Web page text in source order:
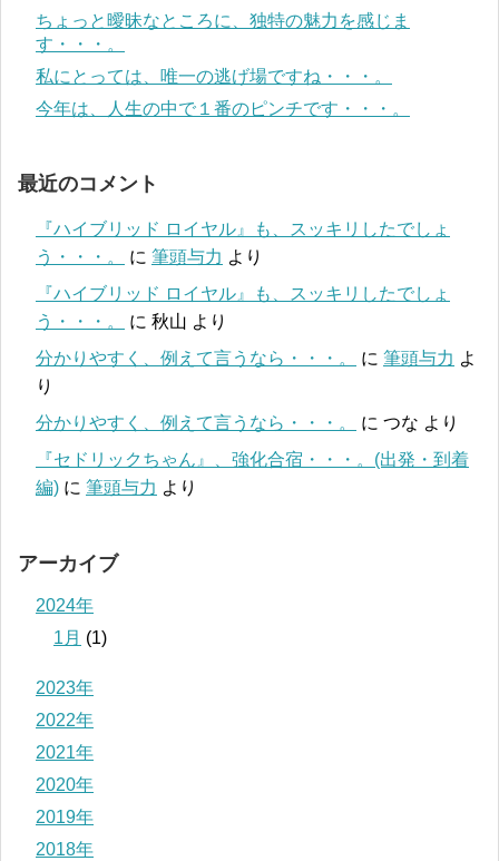
ちょっと曖昧なところに、独特の魅力を感じま
す・・・。
私にとっては、唯一の逃げ場ですね・・・。
今年は、人生の中で１番のピンチです・・・。
最近のコメント
『ハイブリッド ロイヤル』も、スッキリしたでしょ
う・・・。
に 筆頭与力 より
『ハイブリッド ロイヤル』も、スッキリしたでしょ
う・・・。
に 秋山 より
分かりやすく、例えて言うなら・・・。
に 筆頭与力 よ
り
分かりやすく、例えて言うなら・・・。
に つな より
『セドリックちゃん』、強化合宿・・・。(出発・到着
編) に 筆頭与力 より
アーカイブ
2024年
1月 (1)
2023年
2022年
2021年
2020年
2019年
2018年